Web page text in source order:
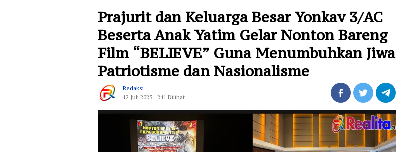
Prajurit dan Keluarga Besar Yonkav 3/AC
Beserta Anak Yatim Gelar Nonton Bareng
Film “BELIEVE” Guna Menumbuhkan Jiwa
Patriotisme dan Nasionalisme
Redaksi
12 Juli 2025
241 Dilihat